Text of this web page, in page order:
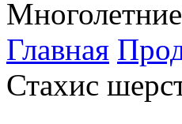
Главная
Стахис